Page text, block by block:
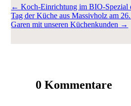
←Koch-Einrichtung im BIO-Spezial
Tag der Küche aus Massivholz am
Garen mit unseren Küchenkunden →
0 Kommentare